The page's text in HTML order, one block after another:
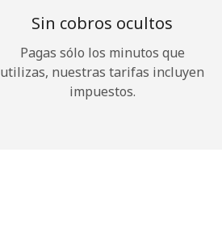
Sin cobros ocultos
Pagas sólo los minutos que
utilizas, nuestras tarifas incluyen
impuestos.